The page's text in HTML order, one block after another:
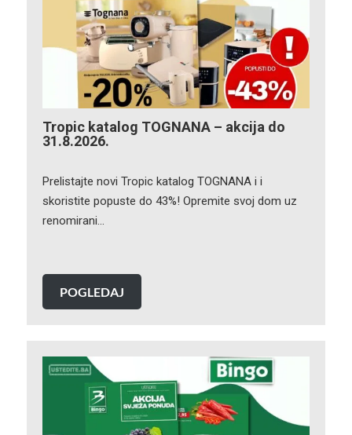
Tropic katalog TOGNANA – akcija do
31.8.2026.
Prelistajte novi Tropic katalog TOGNANA i i
skoristite popuste do 43%! Opremite svoj dom uz
renomirani…
POGLEDAJ